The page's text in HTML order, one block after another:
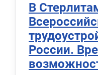
В
России.